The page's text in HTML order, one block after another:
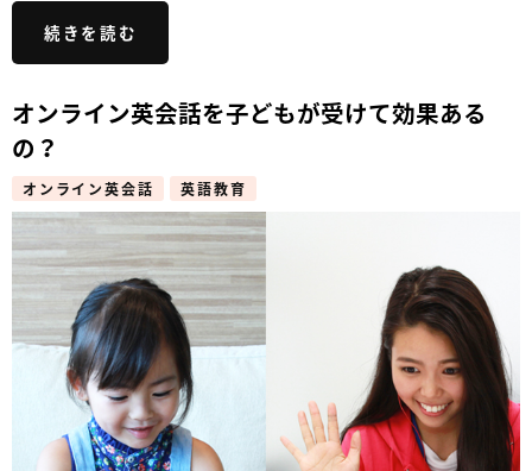
続きを読む
オンライン英会話を子どもが受けて効果ある
の？
オンライン英会話 英語教育